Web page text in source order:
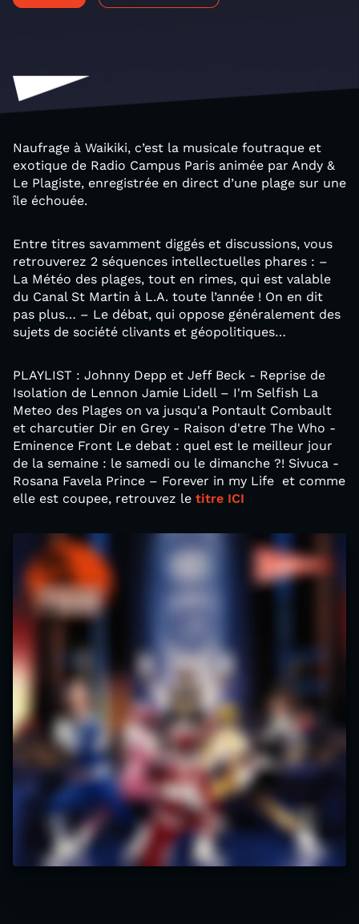
Naufrage à Waikiki, c’est la musicale foutraque et
exotique de Radio Campus Paris animée par Andy &
Le Plagiste, enregistrée en direct d’une plage sur une
île échouée.
Entre titres savamment diggés et discussions, vous
retrouverez 2 séquences intellectuelles phares : –
La Météo des plages, tout en rimes, qui est valable
du Canal St Martin à L.A. toute l’année ! On en dit
pas plus… – Le débat, qui oppose généralement des
sujets de société clivants et géopolitiques…
PLAYLIST : Johnny Depp et Jeff Beck - Reprise de
Isolation de Lennon Jamie Lidell – I'm Selfish La
Meteo des Plages on va jusqu'a Pontault Combault
et charcutier Dir en Grey - Raison d'etre The Who -
Eminence Front Le debat : quel est le meilleur jour
de la semaine : le samedi ou le dimanche ?! Sivuca -
Rosana Favela Prince – Forever in my Life et comme
elle est coupee, retrouvez le titre ICI